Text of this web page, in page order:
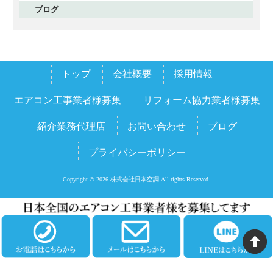
2025年10月
2025年7月
2025年6月
2025年2月
2025年1月
2024年12月
2024年11月
ブログ
トップ 会社概要 採用情報
エアコン工事業者様募集 リフォーム協力業者様募集
紹介業務代理店 お問い合わせ ブログ
プライバシーポリシー
Copyright © 2026 株式会社日本空調 All rights Reserved.